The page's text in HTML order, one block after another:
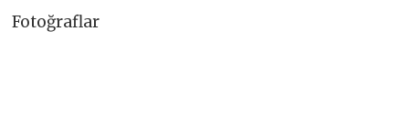
Fotoğraflar